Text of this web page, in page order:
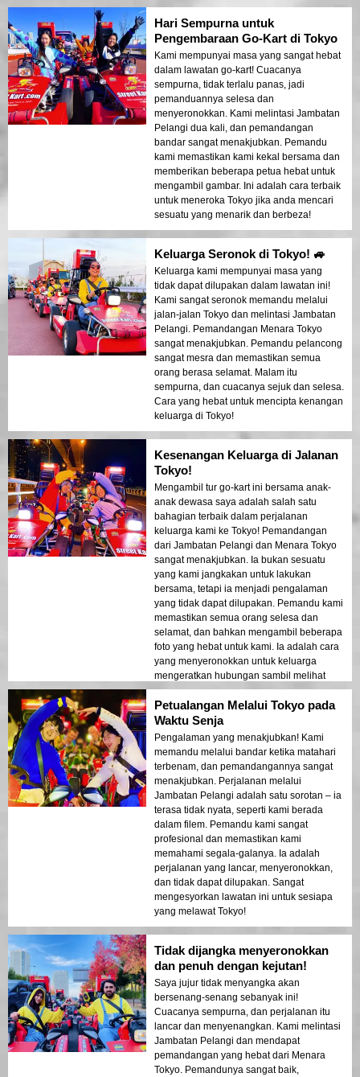
Hari Sempurna untuk
Pengembaraan Go-Kart di Tokyo
Kami mempunyai masa yang sangat hebat
dalam lawatan go-kart! Cuacanya
sempurna, tidak terlalu panas, jadi
pemanduannya selesa dan
menyeronokkan. Kami melintasi Jambatan
Pelangi dua kali, dan pemandangan
bandar sangat menakjubkan. Pemandu
kami memastikan kami kekal bersama dan
memberikan beberapa petua hebat untuk
mengambil gambar. Ini adalah cara terbaik
untuk meneroka Tokyo jika anda mencari
sesuatu yang menarik dan berbeza!
Keluarga Seronok di Tokyo! 🚙
Keluarga kami mempunyai masa yang
tidak dapat dilupakan dalam lawatan ini!
Kami sangat seronok memandu melalui
jalan-jalan Tokyo dan melintasi Jambatan
Pelangi. Pemandangan Menara Tokyo
sangat menakjubkan. Pemandu pelancong
sangat mesra dan memastikan semua
orang berasa selamat. Malam itu
sempurna, dan cuacanya sejuk dan selesa.
Cara yang hebat untuk mencipta kenangan
keluarga di Tokyo!
Kesenangan Keluarga di Jalanan
Tokyo!
Mengambil tur go-kart ini bersama anak-
anak dewasa saya adalah salah satu
bahagian terbaik dalam perjalanan
keluarga kami ke Tokyo! Pemandangan
dari Jambatan Pelangi dan Menara Tokyo
sangat menakjubkan. Ia bukan sesuatu
yang kami jangkakan untuk lakukan
bersama, tetapi ia menjadi pengalaman
yang tidak dapat dilupakan. Pemandu kami
memastikan semua orang selesa dan
selamat, dan bahkan mengambil beberapa
foto yang hebat untuk kami. Ia adalah cara
yang menyeronokkan untuk keluarga
mengeratkan hubungan sambil melihat
bandar!
Petualangan Melalui Tokyo pada
Waktu Senja
Pengalaman yang menakjubkan! Kami
memandu melalui bandar ketika matahari
terbenam, dan pemandangannya sangat
menakjubkan. Perjalanan melalui
Jambatan Pelangi adalah satu sorotan – ia
terasa tidak nyata, seperti kami berada
dalam filem. Pemandu kami sangat
profesional dan memastikan kami
memahami segala-galanya. Ia adalah
perjalanan yang lancar, menyeronokkan,
dan tidak dapat dilupakan. Sangat
mengesyorkan lawatan ini untuk sesiapa
yang melawat Tokyo!
Tidak dijangka menyeronokkan
dan penuh dengan kejutan!
Saya jujur tidak menyangka akan
bersenang-senang sebanyak ini!
Cuacanya sempurna, dan perjalanan itu
lancar dan menyenangkan. Kami melintasi
Jambatan Pelangi dan mendapat
pemandangan yang hebat dari Menara
Tokyo. Pemandunya sangat baik,